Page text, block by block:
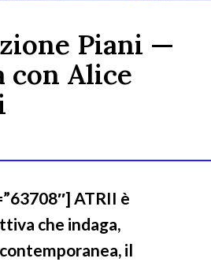
Piani —
Alice
ATRII è
che indaga,
il